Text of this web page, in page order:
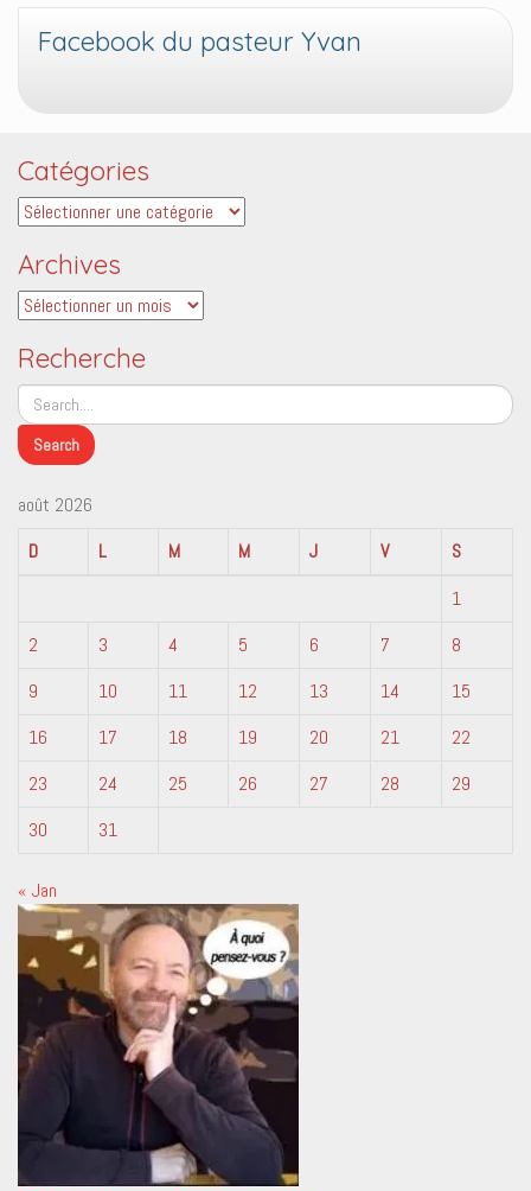
Facebook du pasteur Yvan
Catégories
Catégories
Archives
Archives
Recherche
août 2026
D
L M M J V
S
1
2
3 4 5 6 7
8
9
10 11 12 13 14
15
16
17 18 19 20 21
22
23
24 25 26 27 28
29
30
31
« Jan